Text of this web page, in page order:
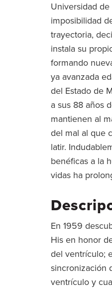
Universidad
imposibilidad
trayectoria,
instala su
formando
ya avanzada
del Estado de
a sus 88 años
mantienen al
del mal al que
latir.
benéficas a la
vidas ha
En 1959
His en honor
del ventrículo;
sincronización
ventrículo y